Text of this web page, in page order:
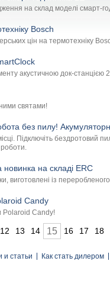
на склад моделі смарт-
Bosch
цін на термотехніку
акустичною док-станцією
святами!
без пилу!
Підключіть бездротовий
новинка на складі ERC
виготовлені із
Candy
Polaroid Candy!
12 13 14 15 16 17 18
и статьи Как стать дилером